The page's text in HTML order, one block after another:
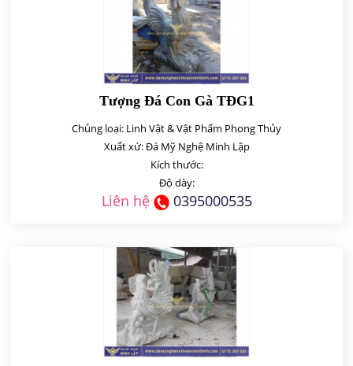
Tượng Đá Con Gà TĐG1
Chủng loại: Linh Vật & Vật Phẩm Phong Thủy
Xuất xứ: Đá Mỹ Nghệ Minh Lập
Kích thước:
Độ dày:
Liên hệ 0395000535